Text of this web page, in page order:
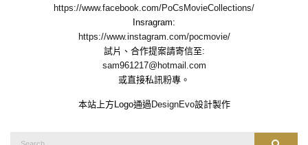
https://www.facebook.com/PoCsMovieCollections/
Insragram:
https://www.instagram.com/pocmovie/
試片、合作提案請寄信至:
sam961217@hotmail.com
或直接私訊粉專。
本站上方Logo通過 DesignEvo設計製作
Search